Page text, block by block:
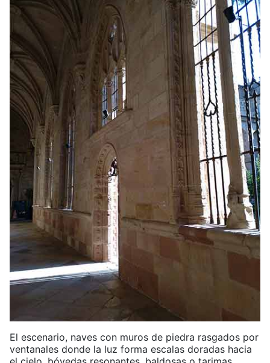
El escenario, naves con muros de piedra rasgados por
ventanales donde la luz forma escalas doradas hacia